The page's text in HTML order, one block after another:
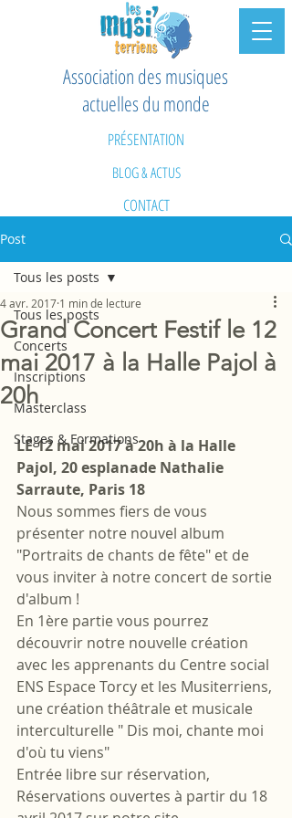
Association des musiques
actuelles du monde
PRÉSENTATION
BLOG & ACTUS
CONTACT
Post
Tous les posts
Concerts
Inscriptions
Masterclass
Stages & Formations
Tous les posts
Grand Concert Festif le 12
mai 2017 à la Halle Pajol à
20h
4 avr. 2017 1 min de lecture
LE 12 mai 2017 à 20h à la Halle
Pajol, 20 esplanade Nathalie
Sarraute, Paris 18
Nous sommes fiers de vous
présenter notre nouvel album
"Portraits de chants de fête" et de
vous inviter à notre concert de sortie
d'album !
En 1ère partie vous pourrez
découvrir notre nouvelle création
avec les apprenants du Centre social
ENS Espace Torcy et les Musiterriens,
une création théâtrale et musicale
interculturelle " Dis moi, chante moi
d'où tu viens"
Entrée libre sur réservation,
Réservations ouvertes à partir du 18